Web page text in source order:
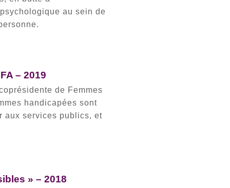
au sein de
– 2019
de Femmes
handicapées sont
aux services publics, et
» – 2018